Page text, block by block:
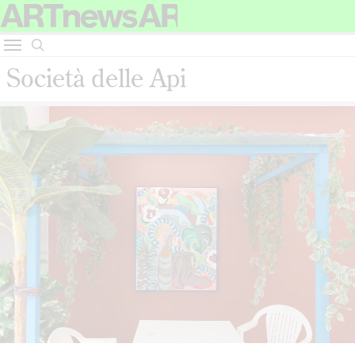
Società delle Api